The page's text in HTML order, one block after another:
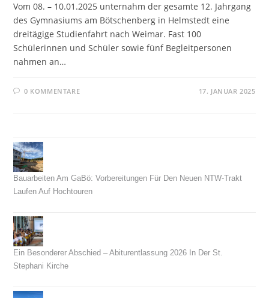
Vom 08. – 10.01.2025 unternahm der gesamte 12. Jahrgang
des Gymnasiums am Bötschenberg in Helmstedt eine
dreitägige Studienfahrt nach Weimar. Fast 100
Schülerinnen und Schüler sowie fünf Begleitpersonen
nahmen an…
0 KOMMENTARE 17. JANUAR 2025
Bauarbeiten Am GaBö: Vorbereitungen Für Den Neuen NTW-Trakt
Laufen Auf Hochtouren
Ein Besonderer Abschied – Abiturentlassung 2026 In Der St.
Stephani Kirche